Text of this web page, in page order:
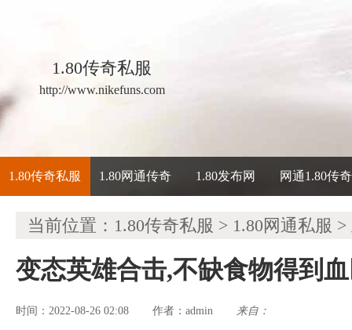
1.80传奇私服
http://www.nikefuns.com
1.80传奇私服 1.80网通传奇 1.80发布网 网通1.80传奇
当前位置： 1.80传奇私服 > 1.80网通私服 >
变态英雄合击,不缺食物得到
时间：2022-08-26 02:08 作者： admin 来自：